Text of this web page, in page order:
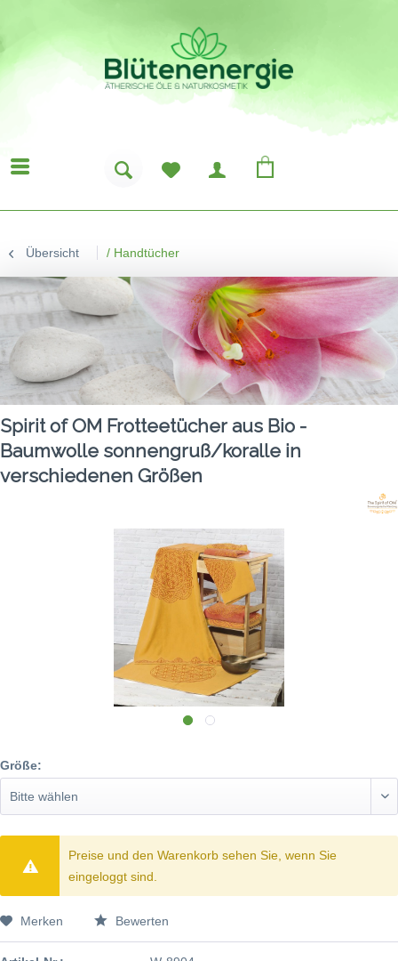
Übersicht / Handtücher
Spirit of OM Frotteetücher aus Bio -
Baumwolle sonnengruß/koralle in
verschiedenen Größen
Größe:
Preise und den Warenkorb sehen Sie, wenn Sie
eingeloggt sind.
Merken Bewerten